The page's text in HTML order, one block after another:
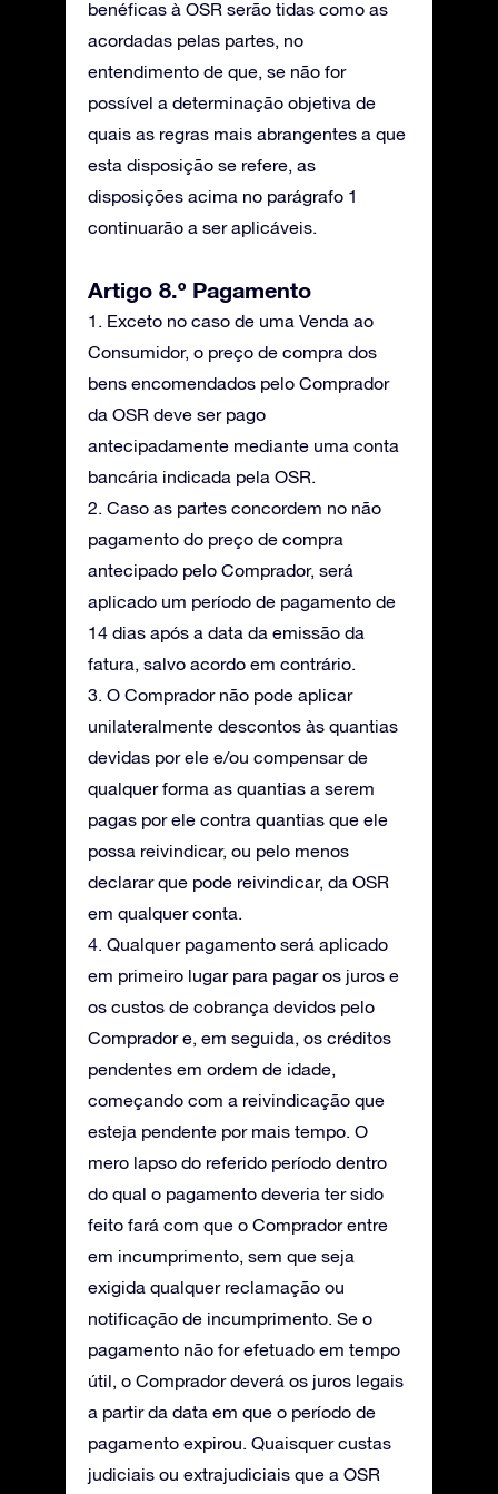
benéficas à OSR serão tidas como as
acordadas pelas partes, no
entendimento de que, se não for
possível a determinação objetiva de
quais as regras mais abrangentes a que
esta disposição se refere, as
disposições acima no parágrafo 1
continuarão a ser aplicáveis.
Artigo 8.º Pagamento
1. Exceto no caso de uma Venda ao
Consumidor, o preço de compra dos
bens encomendados pelo Comprador
da OSR deve ser pago
antecipadamente mediante uma conta
bancária indicada pela OSR.
2. Caso as partes concordem no não
pagamento do preço de compra
antecipado pelo Comprador, será
aplicado um período de pagamento de
14 dias após a data da emissão da
fatura, salvo acordo em contrário.
3. O Comprador não pode aplicar
unilateralmente descontos às quantias
devidas por ele e/ou compensar de
qualquer forma as quantias a serem
pagas por ele contra quantias que ele
possa reivindicar, ou pelo menos
declarar que pode reivindicar, da OSR
em qualquer conta.
4. Qualquer pagamento será aplicado
em primeiro lugar para pagar os juros e
os custos de cobrança devidos pelo
Comprador e, em seguida, os créditos
pendentes em ordem de idade,
começando com a reivindicação que
esteja pendente por mais tempo. O
mero lapso do referido período dentro
do qual o pagamento deveria ter sido
feito fará com que o Comprador entre
em incumprimento, sem que seja
exigida qualquer reclamação ou
notificação de incumprimento. Se o
pagamento não for efetuado em tempo
útil, o Comprador deverá os juros legais
a partir da data em que o período de
pagamento expirou. Quaisquer custas
judiciais ou extrajudiciais que a OSR